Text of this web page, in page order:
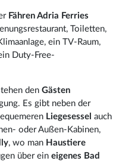
Fähren Adria Ferries
Toiletten,
ein TV-Raum,
Duty-Free-
denGästen
Es gibt neben der
Liegesessel auch
oder Außen-Kabinen,
, wo man Haustiere
über eineigenes Bad